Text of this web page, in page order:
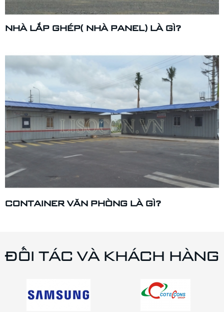
NHÀ LẮP GHÉP( NHÀ PANEL) LÀ GÌ?
CONTAINER VĂN PHÒNG LÀ GÌ?
ĐỐI TÁC VÀ KHÁCH HÀNG